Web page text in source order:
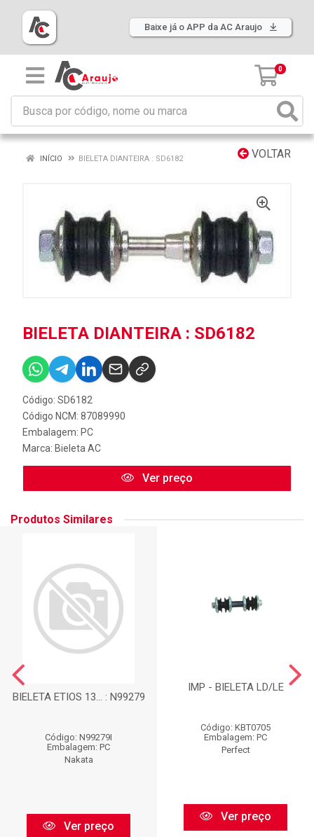
Baixe já o APP da AC Araujo
0
VOLTAR
INÍCIO BIELETA DIANTEIRA : SD6182
BIELETA DIANTEIRA : SD6182
Código: SD6182
Código NCM: 87089990
Embalagem: PC
Marca: Bieleta AC
Ver preço
Produtos Similares
BIELETA ETIOS 13... : N99279
Código: N99279I
Embalagem: PC
Nakata
Ver preço
IMP - BIELETA LD/LE
Código: KBT0705
Embalagem: PC
Perfect
Ver preço